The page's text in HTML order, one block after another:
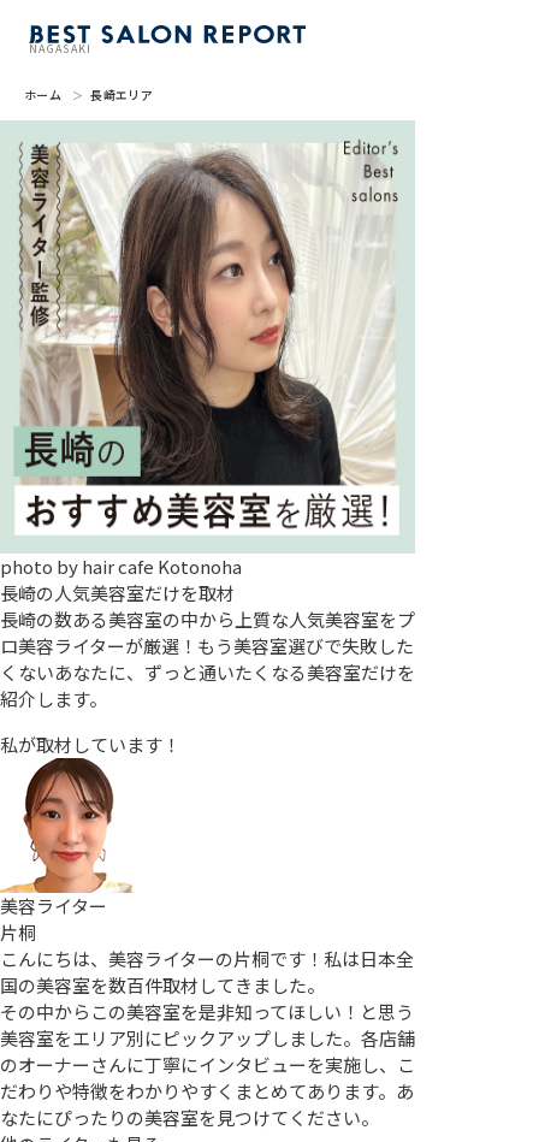
NAGASAKI
BSR PRESS
BEST SALON REPORTとは
ライター
美容室を推薦する
掲載・取材依頼
ホーム 長崎エリア
photo byhair cafe Kotonoha
長崎の人気美容室だけを取材
長崎の数ある美容室の中から上質な人気美容室をプ
ロ美容ライターが厳選！もう美容室選びで失敗した
くないあなたに、ずっと通いたくなる美容室だけを
紹介します。
私が取材しています！
美容ライター
片桐
こんにちは、美容ライターの片桐です！私は日本全
国の美容室を数百件取材してきました。
その中からこの美容室を是非知ってほしい！と思う
美容室をエリア別にピックアップしました。各店舗
のオーナーさんに丁寧にインタビューを実施し、こ
だわりや特徴をわかりやすくまとめてあります。あ
なたにぴったりの美容室を見つけてください。